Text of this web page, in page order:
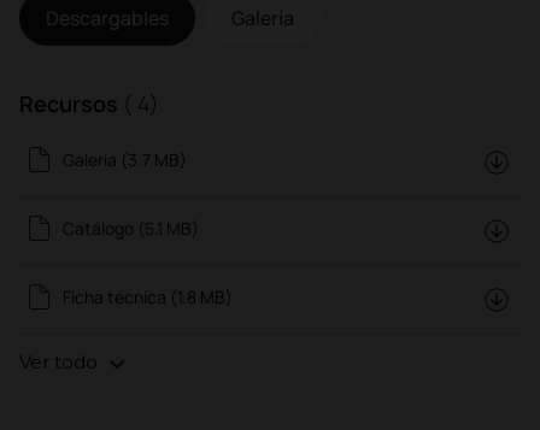
Descargables Galería
Recursos ( 4)
Galería (3.7 MB)
Catálogo (5.1 MB)
Ficha técnica (1.8 MB)
Ver todo